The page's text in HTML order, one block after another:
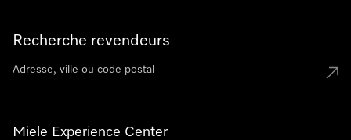
Recherche revendeurs
Miele Experience Center